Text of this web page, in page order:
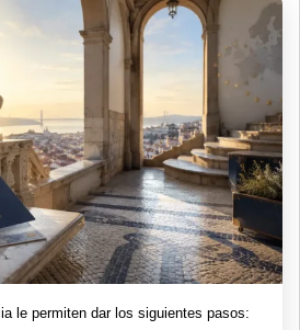
le permiten dar los siguientes pasos: